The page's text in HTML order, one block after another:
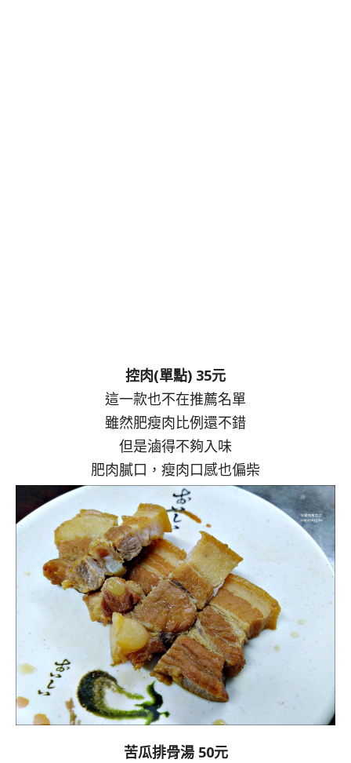
控肉(單點) 35元
這一款也不在推薦名單
雖然肥瘦肉比例還不錯
但是滷得不夠入味
肥肉膩口，瘦肉口感也偏柴
苦瓜排骨湯 50元